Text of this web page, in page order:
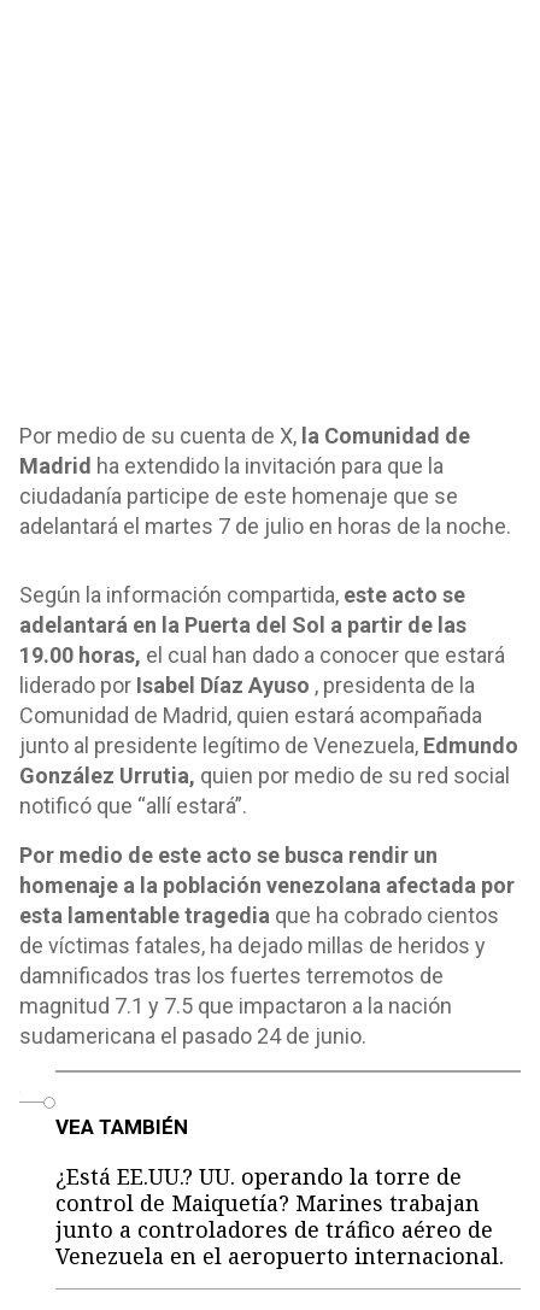
Por medio de su cuenta de X, la Comunidad de
Madrid ha extendido la invitación para que la
ciudadanía participe de este homenaje que se
adelantará el martes 7 de julio en horas de la noche.
Según la información compartida, este acto se
adelantará en la Puerta del Sol a partir de las
19.00 horas, el cual han dado a conocer que estará
liderado por Isabel Díaz Ayuso , presidenta de la
Comunidad de Madrid, quien estará acompañada
junto al presidente legítimo de Venezuela, Edmundo
González Urrutia, quien por medio de su red social
notificó que “allí estará”.
Por medio de este acto se busca rendir un
homenaje a la población venezolana afectada por
esta lamentable tragedia que ha cobrado cientos
de víctimas fatales, ha dejado millas de heridos y
damnificados tras los fuertes terremotos de
magnitud 7.1 y 7.5 que impactaron a la nación
sudamericana el pasado 24 de junio.
VEA TAMBIÉN
¿Está EE.UU.? UU. operando la torre de
control de Maiquetía? Marines trabajan
junto a controladores de tráfico aéreo de
Venezuela en el aeropuerto internacional.